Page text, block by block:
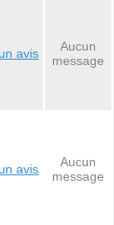
avis
Aucun
message
avis
Aucun
message